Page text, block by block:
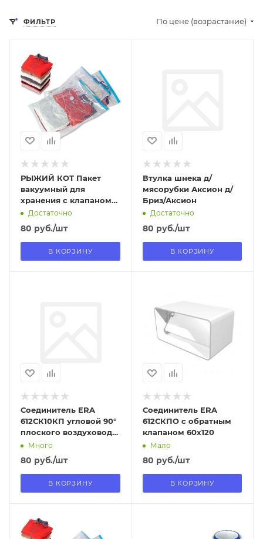
ФИЛЬТР По цене (возрастание)
Отправим
13.08.2026
В наличии в пункте
самовывоза
Нет
РЫЖИЙ КОТ Пакет
вакуумный для
хранения с клапаном
VB8, размер: 50*60см
(312609)
Достаточно
80 руб./шт
В КОРЗИНУ
Втулка шнека д/
мясорубки Аксион д/
Бриз/Аксион
Достаточно
80 руб./шт
В КОРЗИНУ
Соединитель ERA
612СК10КП угловой 90°
плоского воздуховода
с круглым
Много
80 руб./шт
В КОРЗИНУ
В наличии в пункте
самовывоза
Соединитель ERA
612СКПО с обратным
клапаном 60х120
Мало
80 руб./шт
В КОРЗИНУ
Отправим
13.08.2026